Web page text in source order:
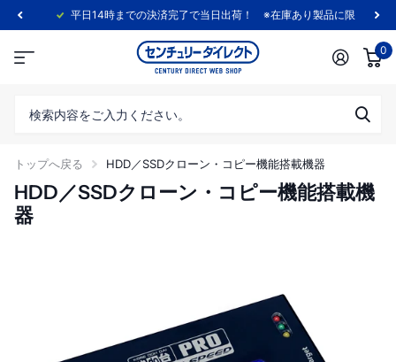
平日14時までの決済完了で当日出荷！ ※在庫あり製品に限ります。
0
トップへ戻る HDD／SSDクローン・コピー機能搭載機器
HDD／SSDクローン・コピー機能搭載機
器